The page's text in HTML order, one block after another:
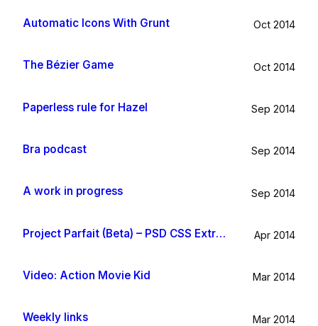
Automatic Icons With Grunt Oct 2014
The Bézier Game Oct 2014
Paperless rule for Hazel Sep 2014
Bra podcast Sep 2014
A work in progress Sep 2014
Project Parfait (Beta) – PSD CSS Extraction Apr 2014
Video: Action Movie Kid Mar 2014
Weekly links Mar 2014